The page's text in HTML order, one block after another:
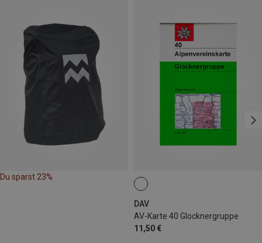
Du sparst 23%
DAV
AV-Karte 40 Glocknergruppe
11,50 €